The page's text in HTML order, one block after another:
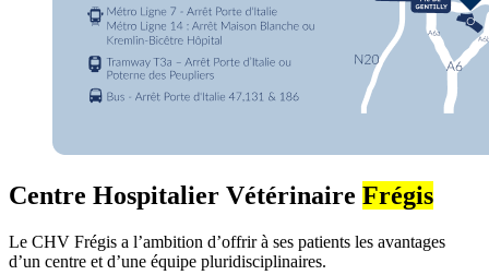
Centre Hospitalier Vétérinaire Frégis
Le CHV Frégis a l’ambition d’offrir à ses patients les avantages
d’un centre et d’une équipe pluridisciplinaires.